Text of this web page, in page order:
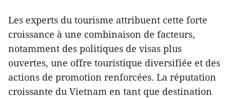
Les experts du tourisme attribuent cette forte
croissance à une combinaison de facteurs,
notamment des politiques de visas plus
ouvertes, une offre touristique diversifiée et des
actions de promotion renforcées. La réputation
croissante du Vietnam en tant que destination